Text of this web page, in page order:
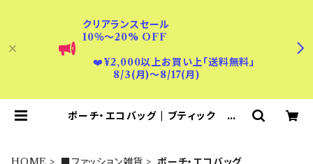
クリアランスセール
10％〜20% OFF
❤️¥2,000以上お買い上「送料無料」
8/3(月)〜8/17(月)
ポーチ・エコバッグ | ブティック ディ